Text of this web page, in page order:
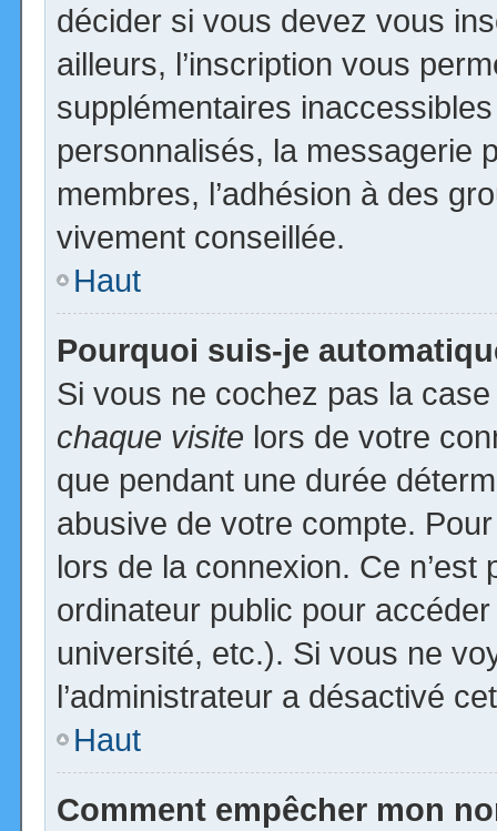
décider si vous devez vous
ailleurs, l’inscription vous
supplémentaires
personnalisés, la messagerie
membres, l’adhésion à des
vivement conseillée.
Haut
Pourquoi suis-je
Si vous ne cochez pas la
chaque visite lors de votre
que pendant une durée
abusive de votre compte.
lors de la connexion. Ce
ordinateur public pour
université, etc.). Si vous ne
l’administrateur a désactivé
Haut
Comment empêcher mon